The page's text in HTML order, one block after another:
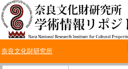
奈良文化財研究所